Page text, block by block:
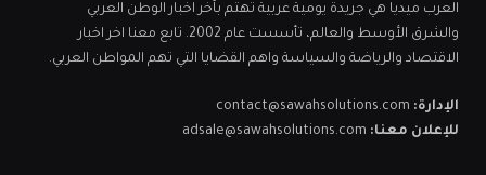
العرب ميديا هي جريدة يومية عربية تهتم بآخر اخبار الوطن العربي
والشرق الأوسط والعالم، تأسست عام 2002. تابع معنا اخر اخبار
الاقتصاد والرياضة والسياسة واهم القضايا التي تهم المواطن العربي.
الإدارة: contact@sawahsolutions.com
للإعلان معنا: adsale@sawahsolutions.com